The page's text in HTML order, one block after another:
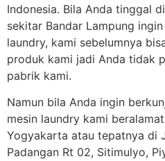
Indonesia. Bila Anda tinggal
sekitar Bandar Lampung
laundry, kami sebelumnya
produk kami jadi Anda tidak
pabrik kami.
Namun bila Anda ingin
mesin laundry kami
Yogyakarta atau tepatnya di
Padangan Rt 02, Sitimulyo,